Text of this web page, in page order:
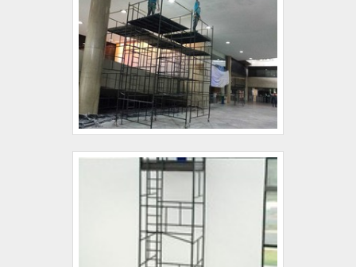
de projetos e altamente capacitada, comprova
sua essência de trazer o melhor para todos os
clientes..